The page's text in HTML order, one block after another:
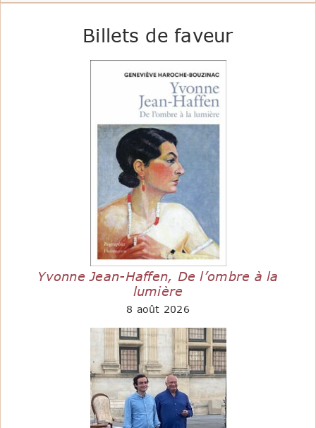
Billets de faveur
Yvonne Jean-Haffen, De l’ombre à la
lumière
8 août 2026